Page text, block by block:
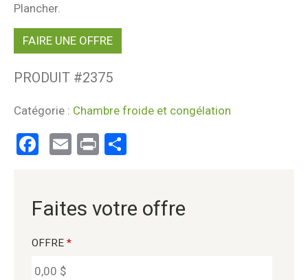
Plancher.
FAIRE UNE OFFRE
PRODUIT #2375
Catégorie : Chambre froide et congélation
Facebook
EmailPrint
Faites votre offre
OFFRE *